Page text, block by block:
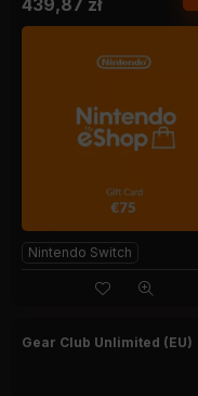
Nintendo Switch
Gear Club Unlimited (EU)